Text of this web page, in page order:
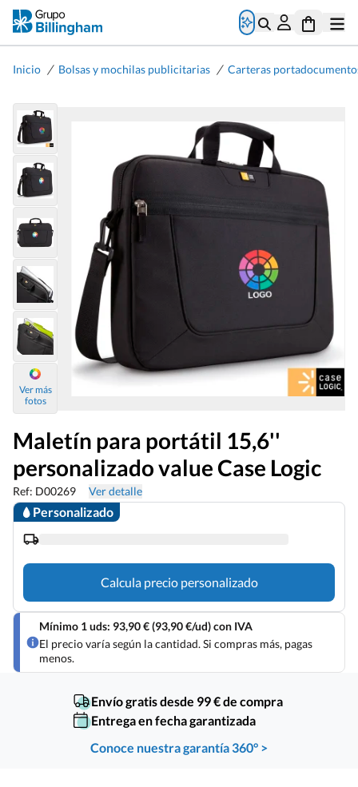
Inicio / Bolsas y mochilas publicitarias / Carteras
Ver más
fotos
Maletín para portátil 15,6''
personalizado value Case Logic
Ref: D00269 Ver detalle
Personalizado
Calcula precio personalizado
Mínimo 1 uds: 93,90 € (93,90 €/ud) con IVA
El precio varía según la cantidad. Si compras más, pagas
menos.
Envío gratis desde 99 € de compra
Entrega en fecha garantizada
Conoce nuestra garantía 360° >